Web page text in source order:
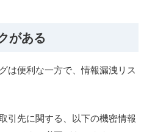
がある
は便利な一方で、情報漏洩リス
引先に関する、以下の機密情報